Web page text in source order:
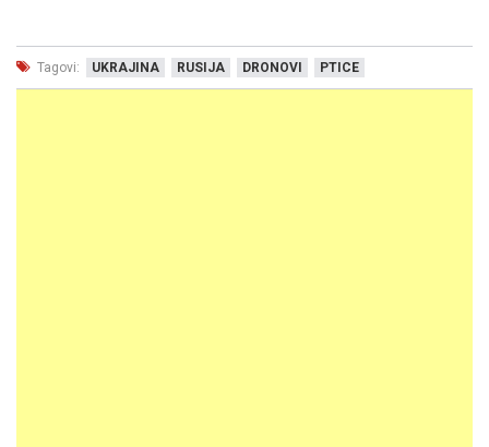
Tagovi: UKRAJINA RUSIJA DRONOVI PTICE